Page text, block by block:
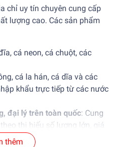
chỉ uy tín chuyên cung cấp
lượng cao. Các sản phẩm
cá neon, cá chuột, các
cá la hán, cá dĩa và các
khẩu trực tiếp từ các nước
đại lý trên toàn quốc: Cung
thị hiếu số lượng lớn, giá
tốt.
thêm